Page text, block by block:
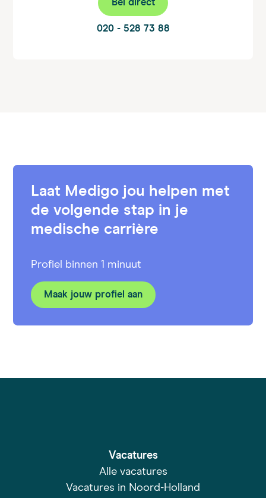
Bel direct
020 - 528 73 88
Laat Medigo jou helpen met
de volgende stap in je
medische carrière
Profiel binnen 1 minuut
Maak jouw profiel aan
Vacatures
Alle vacatures
Vacatures in Noord-Holland